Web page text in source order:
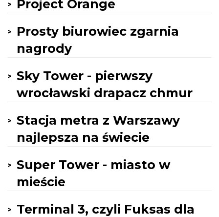
Project Orange
Prosty biurowiec zgarnia
nagrody
Sky Tower - pierwszy
wrocławski drapacz chmur
Stacja metra z Warszawy
najlepsza na świecie
Super Tower - miasto w
mieście
Terminal 3, czyli Fuksas dla